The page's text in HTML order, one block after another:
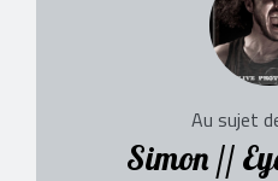
Au sujet
Simon //